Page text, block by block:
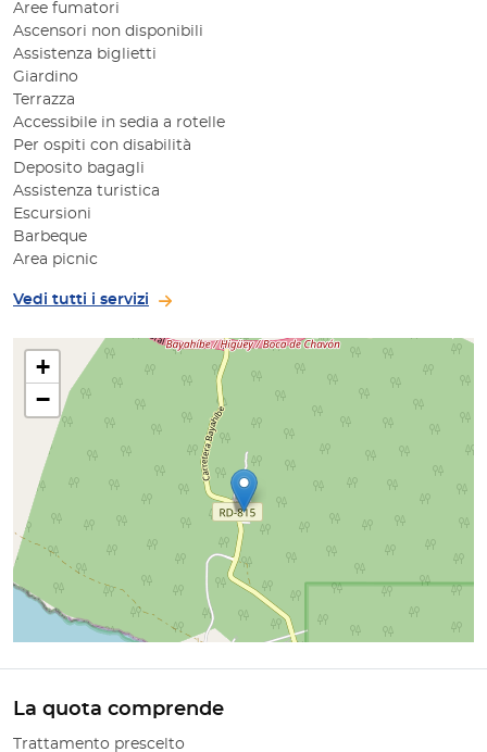
Aree fumatori
Ascensori non disponibili
Assistenza biglietti
Giardino
Terrazza
Accessibile in sedia a rotelle
Per ospiti con disabilità
Deposito bagagli
Assistenza turistica
Escursioni
Barbeque
Area picnic
Vedi tutti i servizi
+
−
La quota comprende
Trattamento prescelto